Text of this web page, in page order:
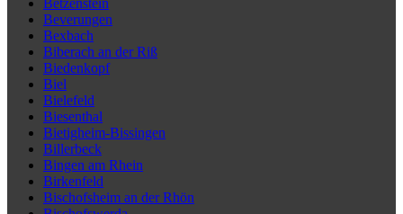
Betzenstein
Beverungen
Bexbach
Biberach an der Riß
Biedenkopf
Biel
Bielefeld
Biesenthal
Bietigheim-Bissingen
Billerbeck
Bingen am Rhein
Birkenfeld
Bischofsheim an der Rhön